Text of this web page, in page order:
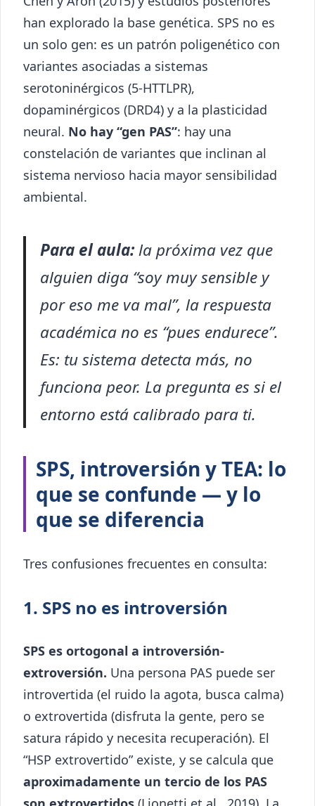
han explorado la base genética. SPS no es
un solo gen: es un patrón poligenético con
variantes asociadas a sistemas
serotoninérgicos (5-HTTLPR),
dopaminérgicos (DRD4) y a la plasticidad
neural. No hay “gen PAS”: hay una
constelación de variantes que inclinan al
sistema nervioso hacia mayor sensibilidad
ambiental.
Para el aula:la próxima vez que
alguien diga “soy muy sensible y
por eso me va mal”, la respuesta
académica no es “pues endurece”.
Es: tu sistema detecta más, no
funciona peor. La pregunta es si el
entorno está calibrado para ti.
SPS, introversión y TEA: lo
que se confunde — y lo
que se diferencia
Tres confusiones frecuentes en consulta:
1. SPS no es introversión
SPS es ortogonal a introversión-
extroversión. Una persona PAS puede ser
introvertida (el ruido la agota, busca calma)
o extrovertida (disfruta la gente, pero se
satura rápido y necesita recuperación). El
“HSP extrovertido” existe, y se calcula que
aproximadamente un tercio de los PAS